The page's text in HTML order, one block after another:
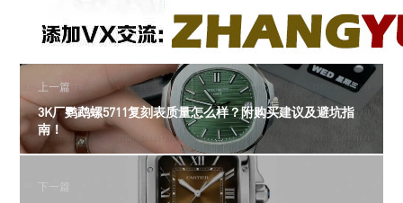
上一篇
3K厂鹦鹉螺5711复刻表质量怎么样？附购买建议及避坑指
南！
下一篇